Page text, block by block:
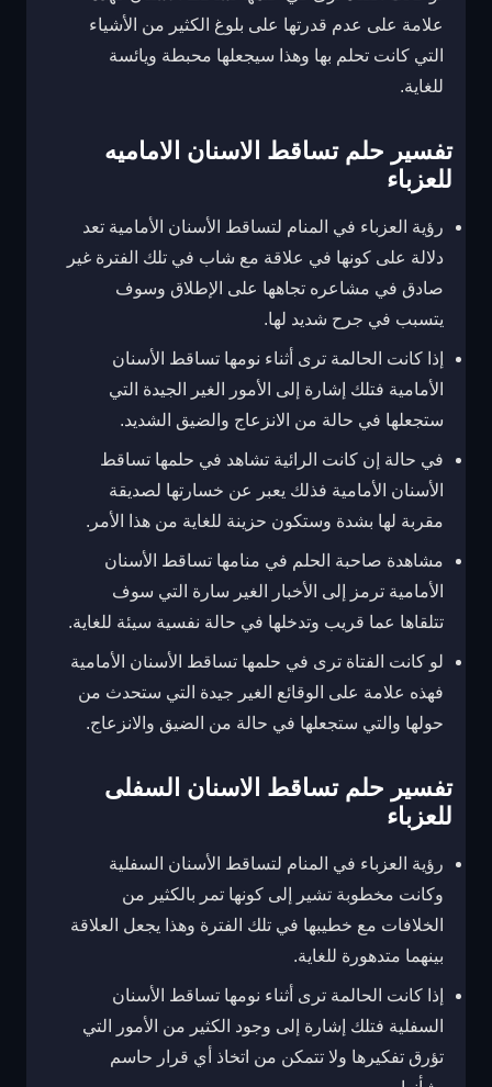
علامة على عدم قدرتها على بلوغ الكثير من الأشياء
التي كانت تحلم بها وهذا سيجعلها محبطة ويائسة
للغاية.
تفسير حلم تساقط الاسنان الاماميه
للعزباء
رؤية العزباء في المنام لتساقط الأسنان الأمامية تعد
دلالة على كونها في علاقة مع شاب في تلك الفترة غير
صادق في مشاعره تجاهها على الإطلاق وسوف
يتسبب في جرح شديد لها.
إذا كانت الحالمة ترى أثناء نومها تساقط الأسنان
الأمامية فتلك إشارة إلى الأمور الغير الجيدة التي
ستجعلها في حالة من الانزعاج والضيق الشديد.
في حالة إن كانت الرائية تشاهد في حلمها تساقط
الأسنان الأمامية فذلك يعبر عن خسارتها لصديقة
مقربة لها بشدة وستكون حزينة للغاية من هذا الأمر.
مشاهدة صاحبة الحلم في منامها تساقط الأسنان
الأمامية ترمز إلى الأخبار الغير سارة التي سوف
تتلقاها عما قريب وتدخلها في حالة نفسية سيئة للغاية.
لو كانت الفتاة ترى في حلمها تساقط الأسنان الأمامية
فهذه علامة على الوقائع الغير جيدة التي ستحدث من
حولها والتي ستجعلها في حالة من الضيق والانزعاج.
تفسير حلم تساقط الاسنان السفلى
للعزباء
رؤية العزباء في المنام لتساقط الأسنان السفلية
وكانت مخطوبة تشير إلى كونها تمر بالكثير من
الخلافات مع خطيبها في تلك الفترة وهذا يجعل العلاقة
بينهما متدهورة للغاية.
إذا كانت الحالمة ترى أثناء نومها تساقط الأسنان
السفلية فتلك إشارة إلى وجود الكثير من الأمور التي
تؤرق تفكيرها ولا تتمكن من اتخاذ أي قرار حاسم